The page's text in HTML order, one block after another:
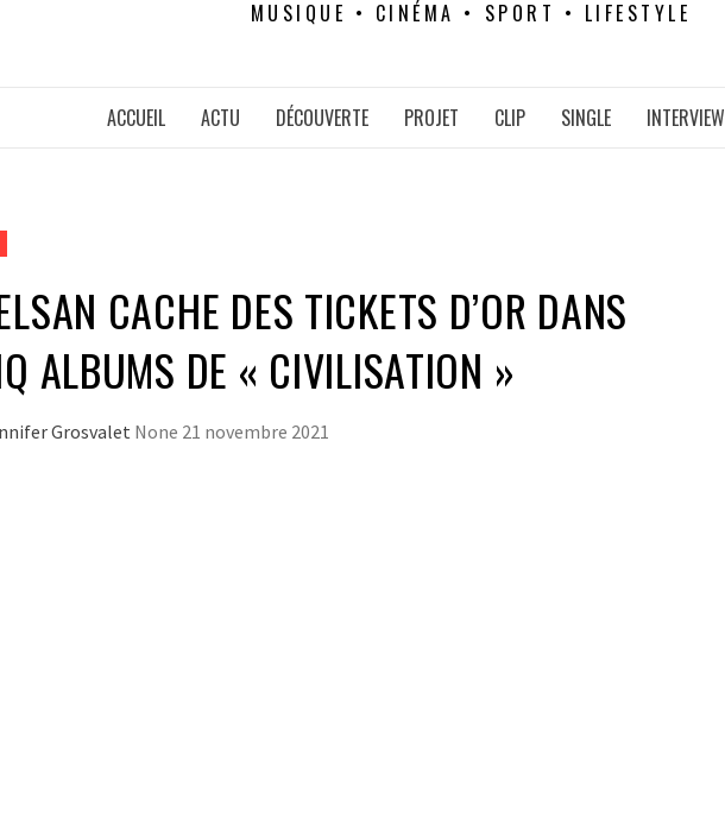
MUSIQUE • CINÉMA • SPORT • LIFESTYLE
ACCUEIL ACTU DÉCOUVERTE PROJET CLIP SINGLE INTERVIEW
CACHE DES TICKETS D’OR DANS
ALBUMS DE « CIVILISATION »
Grosvalet None 21 novembre 2021